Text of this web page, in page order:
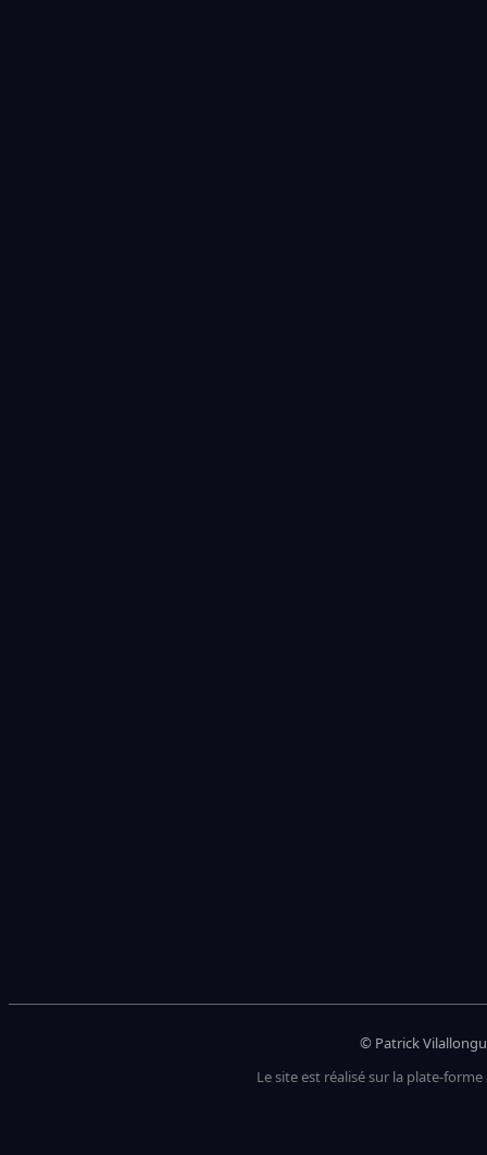
© Patrick
Le site est réalisé sur la plate-